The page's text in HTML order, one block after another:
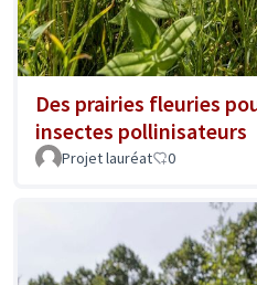
Des prairies fleuries
insectes pollinisateurs
Projet lauréat 0